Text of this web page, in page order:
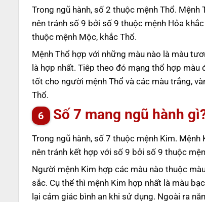
Trong ngũ hành, số 2 thuộc mệnh Thổ.
nên tránh số 9 bởi số 9 thuộc mệnh Hỏa
thuộc mệnh Mộc, khắc Thổ.
Mệnh Thổ hợp với những màu nào là màu
là hợp nhất. Tiêp theo đó mạng thổ hợp màu
tốt cho người mệnh Thổ và các màu trắng,
Thổ.
Số 7 mang ngũ hành
Trong ngũ hành, số 7 thuộc mệnh Kim.
nên tránh kết hợp với số 9 bởi số 9 thuộc
Người mệnh Kim hợp các màu nào thuộc
sắc. Cụ thể thì mệnh Kim hợp nhất là màu
lại cảm giác bình an khi sử dụng. Ngoài ra